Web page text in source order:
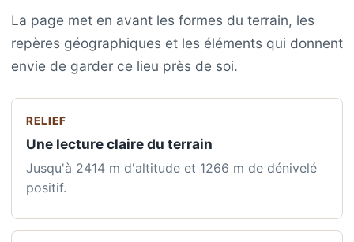
La page met en avant les formes du terrain, les
repères géographiques et les éléments qui donnent
envie de garder ce lieu près de soi.
RELIEF
Une lecture claire du terrain
Jusqu'à 2414 m d'altitude et 1266 m de dénivelé
positif.